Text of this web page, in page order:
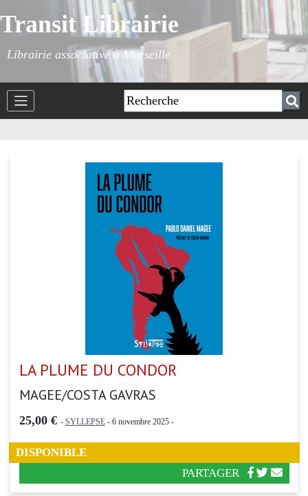
Transit Librairie
Librairie associative à Marseille
LA PLUME DU CONDOR
MAGEE/COSTA GAVRAS
25,00 € - SYLLEPSE- 6 novembre 2025 -
DISPONIBLE
PARTAGER